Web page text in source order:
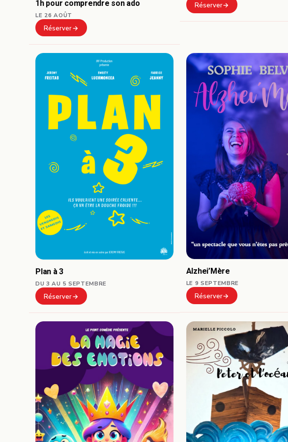
1h pour comprendre son ado
LE 26 AOÛT
Réserver
Réserver
Plan à 3
DU 3 AU 5 SEPTEMBRE
Réserver
Alzhei’Mère
LE 9 SEPTEMBRE
Réserver